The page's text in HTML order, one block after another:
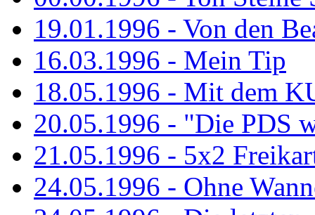
19.01.1996 - Von den
16.03.1996 - Mein Tip
18.05.1996 - Mit dem
20.05.1996 - "Die PDS
21.05.1996 - 5x2
24.05.1996 - Ohne